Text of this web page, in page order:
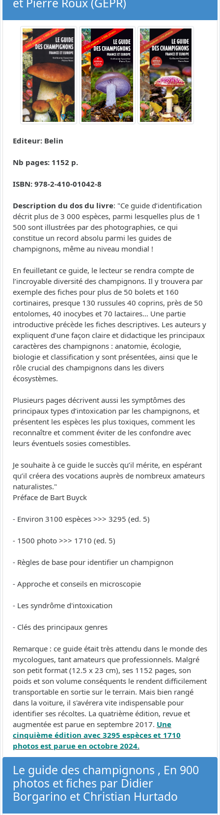
Editeur: Belin
Nb pages: 1152 p.
ISBN: 978-2-410-01042-8
Description du dos du livre: "Ce guide d’identification
décrit plus de 3 000 espèces, parmi lesquelles plus de 1
500 sont illustrées par des photographies, ce qui
constitue un record absolu parmi les guides de
champignons, même au niveau mondial !
En feuilletant ce guide, le lecteur se rendra compte de
l’incroyable diversité des champignons. Il y trouvera par
exemple des fiches pour plus de 50 bolets et 160
cortinaires, presque 130 russules 40 coprins, près de 50
entolomes, 40 inocybes et 70 lactaires… Une partie
introductive précède les fiches descriptives. Les auteurs y
expliquent d’une façon claire et didactique les principaux
caractères des champignons : anatomie, écologie,
biologie et classification y sont présentées, ainsi que le
rôle crucial des champignons dans les divers
écosystèmes.
Plusieurs pages décrivent aussi les symptômes des
principaux types d’intoxication par les champignons, et
présentent les espèces les plus toxiques, comment les
reconnaître et comment éviter de les confondre avec
leurs éventuels sosies comestibles.
Je souhaite à ce guide le succès qu’il mérite, en espérant
qu’il créera des vocations auprès de nombreux amateurs
naturalistes."
Préface de Bart Buyck
- Environ 3100 espèces >>> 3295 (ed. 5)
- 1500 photo >>> 1710 (ed. 5)
- Règles de base pour identifier un champignon
- Approche et conseils en microscopie
- Les syndrôme d'intoxication
- Clés des principaux genres
Remarque : ce guide était très attendu dans le monde des
mycologues, tant amateurs que professionnels. Malgré
son petit format (12.5 x 23 cm), ses 1152 pages, son
poids et son volume conséquents le rendent difficilement
transportable en sortie sur le terrain. Mais bien rangé
dans la voiture, il s'avérera vite indispensable pour
identifier ses récoltes. La quatrième édition, revue et
augmentée est parue en septembre 2017. Une
cinquième édition avec 3295 espèces et 1710
photos est parue en octobre 2024.
Le guide des champignons , En 900
photos et fiches par Didier
Borgarino et Christian Hurtado